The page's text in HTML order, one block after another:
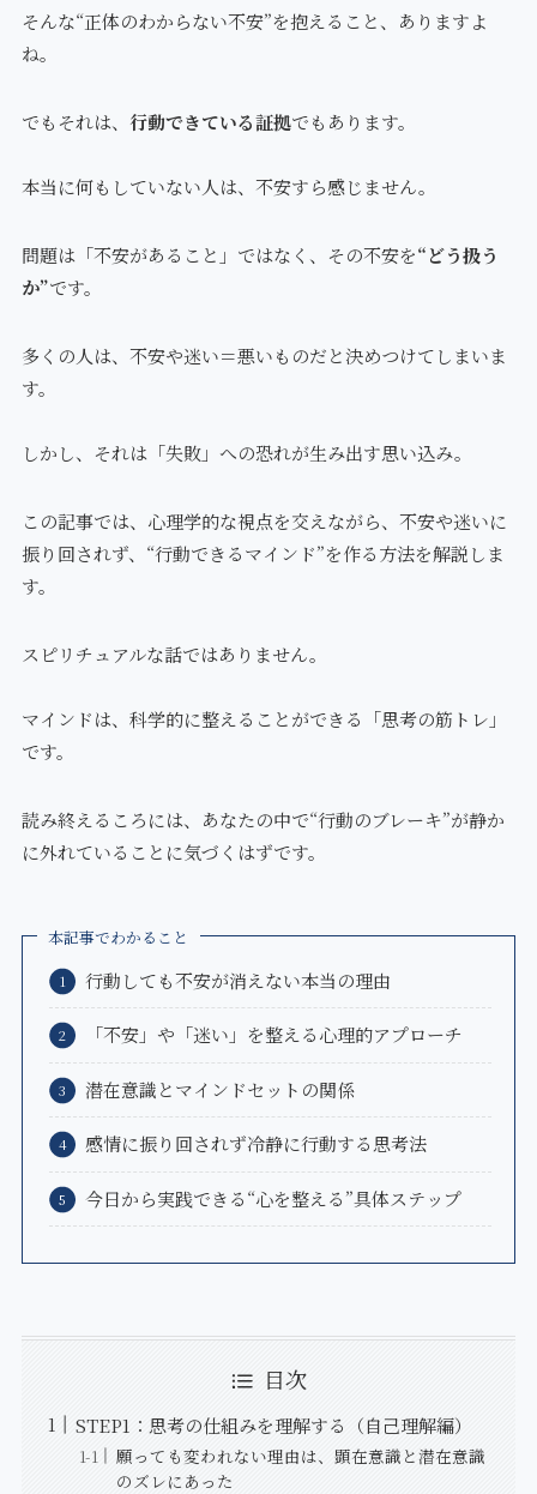
そんな“正体のわからない不安”を抱えること、ありますよ
ね。
でもそれは、 行動できている証拠でもあります。
本当に何もしていない人は、不安すら感じません。
問題は「不安があること」ではなく、その不安を“どう扱う
か”です。
多くの人は、不安や迷い＝悪いものだと決めつけてしまいま
す。
しかし、それは「失敗」への恐れが生み出す思い込み。
この記事では、心理学的な視点を交えながら、不安や迷いに
振り回されず、“行動できるマインド”を作る方法を解説しま
す。
スピリチュアルな話ではありません。
マインドは、科学的に整えることができる「思考の筋トレ」
です。
読み終えるころには、あなたの中で“行動のブレーキ”が静か
に外れていることに気づくはずです。
本記事でわかること
行動しても不安が消えない本当の理由
「不安」や「迷い」を整える心理的アプローチ
潜在意識とマインドセットの関係
感情に振り回されず冷静に行動する思考法
今日から実践できる“心を整える”具体ステップ
目次
STEP1：思考の仕組みを理解する（自己理解編）
願っても変われない理由は、顕在意識と潜在意識
のズレにあった